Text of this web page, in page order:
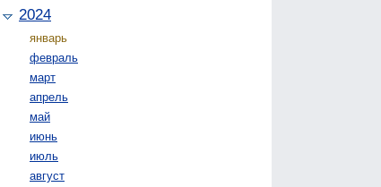
2024
январь
февраль
март
апрель
май
июнь
июль
август